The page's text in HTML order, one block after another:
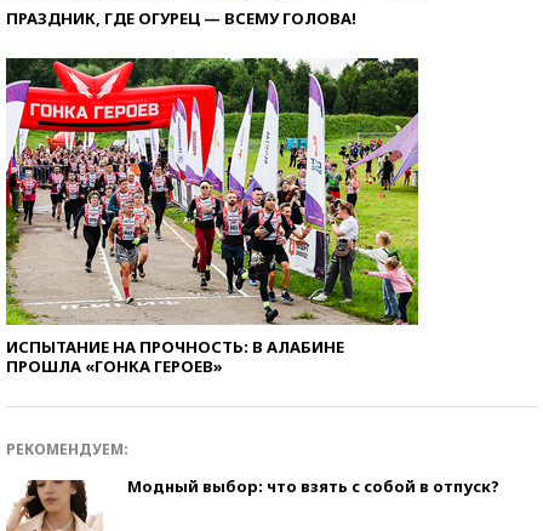
ПРАЗДНИК, ГДЕ ОГУРЕЦ — ВСЕМУ ГОЛОВА!
ИСПЫТАНИЕ НА ПРОЧНОСТЬ: В АЛАБИНЕ
ПРОШЛА «ГОНКА ГЕРОЕВ»
РЕКОМЕНДУЕМ:
Модный выбор: что взять с собой в отпуск?